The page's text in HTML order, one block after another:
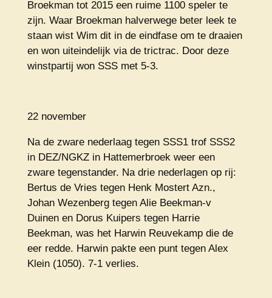
Broekman tot 2015 een ruime 1100 speler te
zijn. Waar Broekman halverwege beter leek te
staan wist Wim dit in de eindfase om te draaien
en won uiteindelijk via de trictrac. Door deze
winstpartij won SSS met 5-3.
22 november
Na de zware nederlaag tegen SSS1 trof SSS2
in DEZ/NGKZ in Hattemerbroek weer een
zware tegenstander. Na drie nederlagen op rij:
Bertus de Vries tegen Henk Mostert Azn.,
Johan Wezenberg tegen Alie Beekman-v
Duinen en Dorus Kuipers tegen Harrie
Beekman, was het Harwin Reuvekamp die de
eer redde. Harwin pakte een punt tegen Alex
Klein (1050). 7-1 verlies.